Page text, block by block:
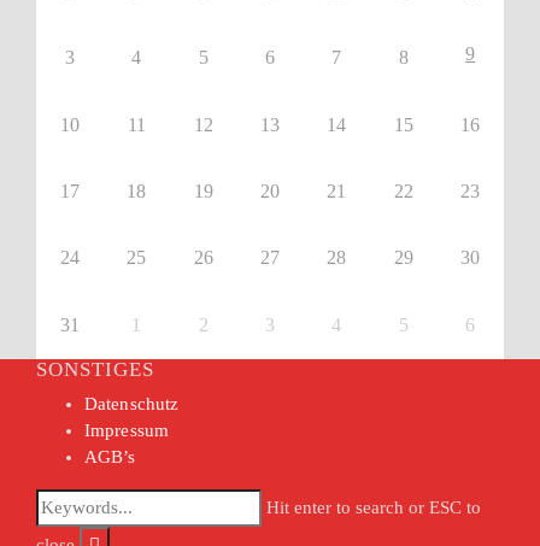
3 4 5 6 7 8 9
10 11 12 13 14 15 16
17 18 19 20 21 22 23
24 25 26 27 28 29 30
31 1 2 3 4 5 6
SONSTIGES
Datenschutz
Impressum
AGB’s
Hit enter to search or ESC to